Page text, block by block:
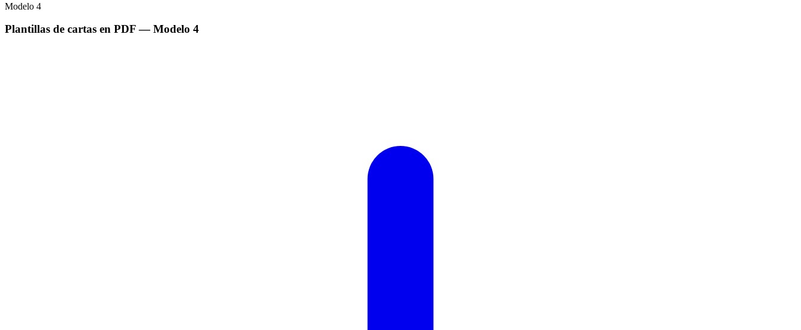
Modelo 4
Plantillas de cartas en PDF— Modelo 4